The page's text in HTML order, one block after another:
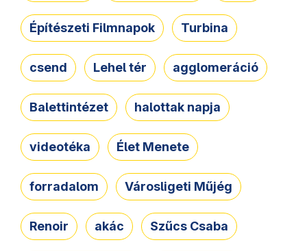
Építészeti Filmnapok Turbina
csend Lehel tér agglomeráció
Balettintézet halottak napja
videotéka Élet Menete
forradalom Városligeti Műjég
Renoir akác Szűcs Csaba